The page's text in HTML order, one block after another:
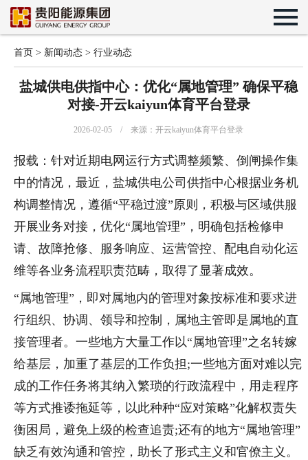
首页 > 新闻动态 >行业动态
盐城供电供指中心：优化“属地管理” 确保平稳
对接-开云kaiyun体育平台登录
2026-02-05 / 来源：开云kaiyun体育平台登录
报载：针对近期电网运行方式调整频繁、倒闸操作集
中的情况，最近，盐城供电公司供指中心根据业务机
构调整情况，遵循“平稳过渡”原则，积极与区域供服
开展业务对接，优化“属地管理”，明确包括检修申
请、故障抢修、服务响应、运营管控、配电自动化运
维等各业务流程职责范畴，取得了显著成效。
“属地管理”，即对属地内的管理对象按标准和要求进
行组织、协调、领导和控制，属地主管即是属地的直
接管理者。一些地方大量工作以“属地管理”之名转嫁
给基层，加重了基层的工作负担;一些地方面对难以完
成的工作任务将其纳入繁琐的行政流程中，用走程序
等方式推诿拖延等，以此种种“应对策略”化解权责失
衡困局，避免上级的检查追责;还有的地方“属地管理”
缺乏有效沟通和管控，助长了形式主义和官僚主义。